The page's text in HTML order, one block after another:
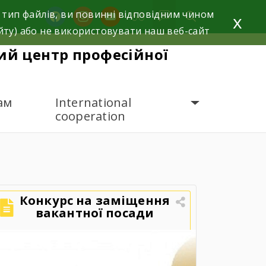
facebookinstagramyoutube
центр професійної
International
cooperation
Конкурс на заміщення
вакантної посади
файлів, ви повинні відповідним чином
або не використовувати наш веб-сайт
x